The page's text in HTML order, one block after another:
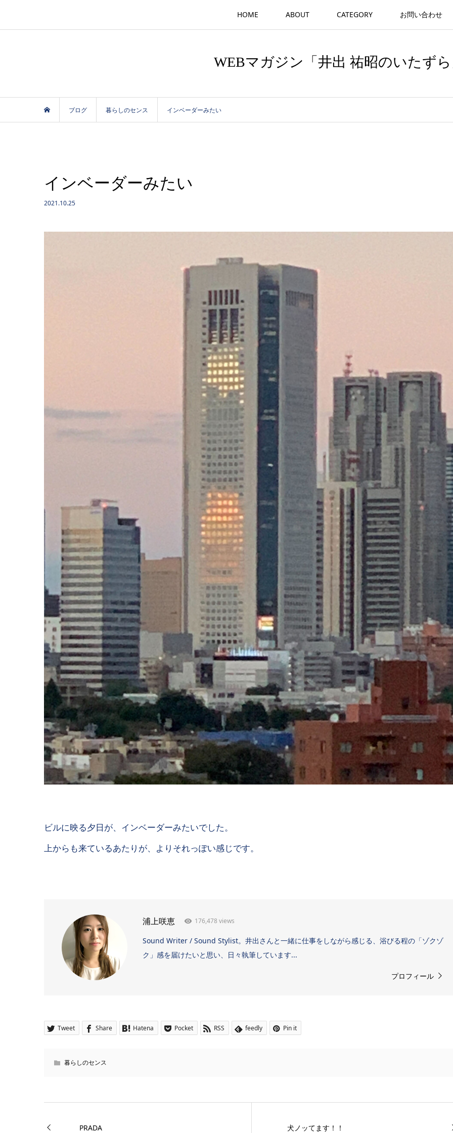
HOME ABOUT CATEGORY お問い合わせ
WEBマガジン「井出 祐昭のいたず
ブログ 暮らしのセンス インベーダーみたい
インベーダーみたい
2021.10.25
ビルに映る夕日が、インベーダーみたいでした。
上からも来ているあたりが、よりそれっぽい感じです。
浦上咲恵 176,478 views
Sound Writer / Sound Stylist。井出さんと一緒に仕事をしながら感じる、浴びる程の「ゾクゾ
ク」感を届けたいと思い、日々執筆しています...
プロフィール
Tweet Share Hatena Pocket RSS feedly Pin it
暮らしのセンス
PRADA 犬ノッてます！！